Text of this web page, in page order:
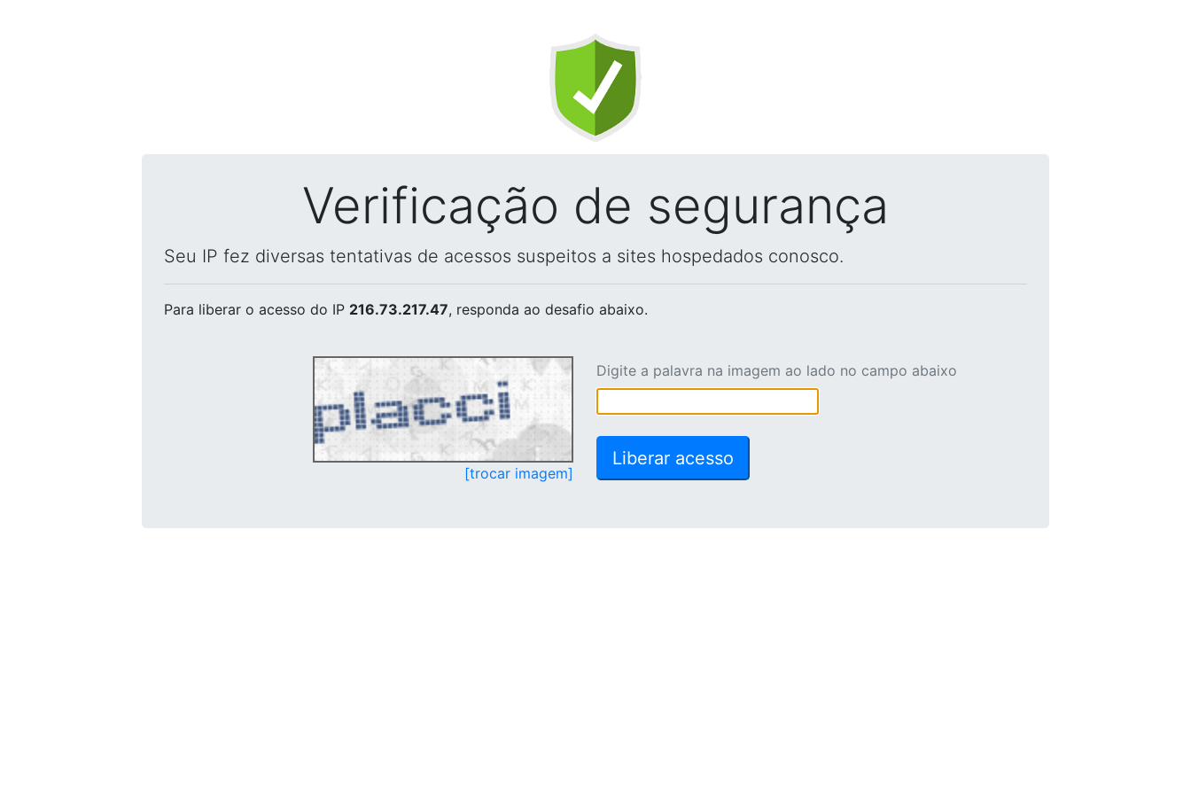
Verificação de segurança
Seu IP fez diversas tentativas de acessos suspeitos a sites hospedados conosco.
Para liberar o acesso do IP 216.73.217.47, responda ao desafio abaixo.
[trocar imagem]
Digite a palavra na imagem ao lado no campo abaixo